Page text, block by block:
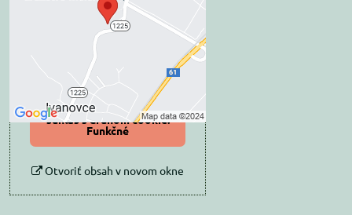
súkromia
Prajete si načítať externý obsah?
Povoliť tentokrát
Povoliť a zapamätať -
súhlas s druhom cookie:
Funkčné
Otvoriť obsah v novom okne